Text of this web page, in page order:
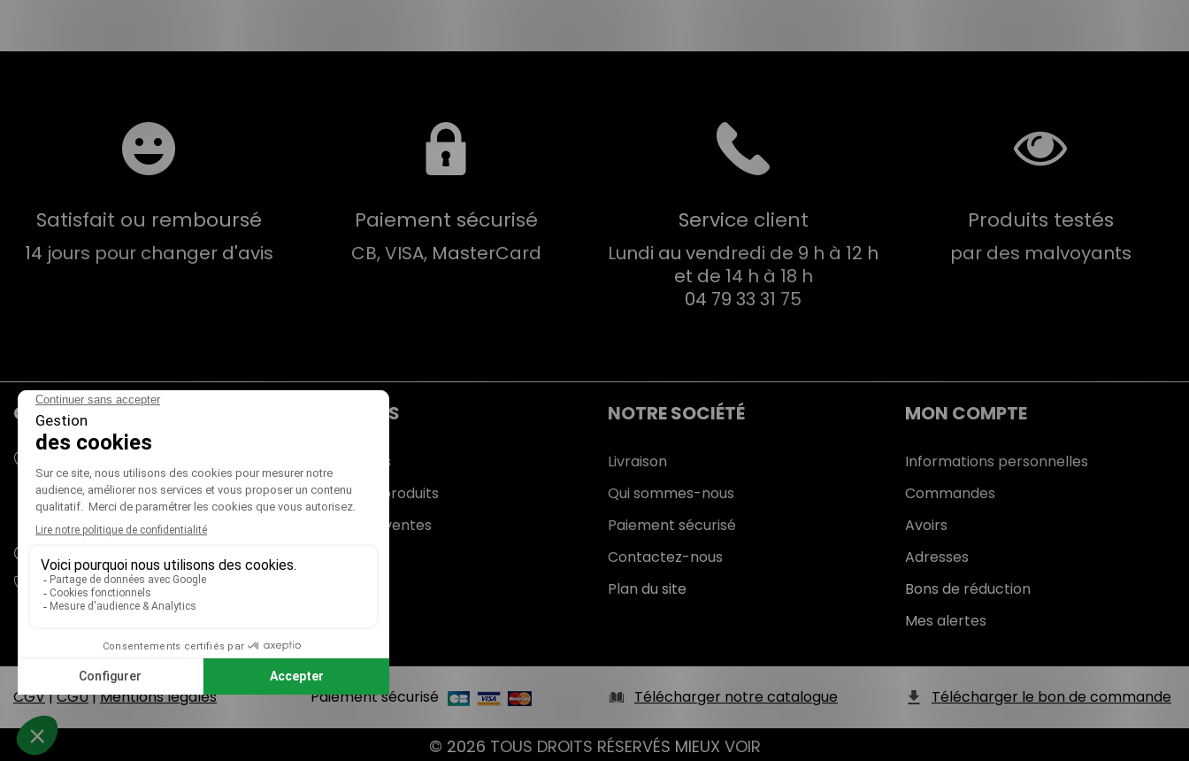
Satisfait ou remboursé
14 jours pour changer d'avis
Paiement sécurisé
CB, VISA, MasterCard
Service client
Lundi au vendredi de 9 h à 12 h
et de 14 h à 18 h
04 79 33 31 75
Produits testés
par des malvoyants
CONTACTS
180 rue du Genevois
73000 CHAMBÉRY
France métropolitaine (+ Corse)
04 79 33 31 75
PRODUITS
Promotions
Nouveaux produits
Meilleures ventes
NOTRE SOCIÉTÉ
Livraison
Qui sommes-nous
Paiement sécurisé
Contactez-nous
Plan du site
MON COMPTE
Informations personnelles
Commandes
Avoirs
Adresses
Bons de réduction
Mes alertes
CGV|CGU|Mentions légales Paiement sécurisé Télécharger notre catalogue Télécharger le bon de commande
© 2026 TOUS DROITS RÉSERVÉS MIEUX VOIR